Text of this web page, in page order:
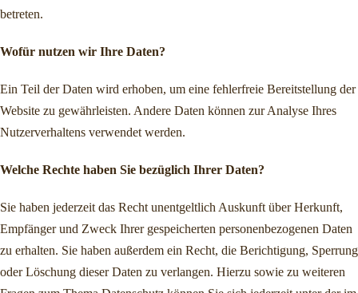
betreten.
Wofür nutzen wir Ihre Daten?
Ein Teil der Daten wird erhoben, um eine fehlerfreie Bereitstellung der
Website zu gewährleisten. Andere Daten können zur Analyse Ihres
Nutzerverhaltens verwendet werden.
Welche Rechte haben Sie bezüglich Ihrer Daten?
Sie haben jederzeit das Recht unentgeltlich Auskunft über Herkunft,
Empfänger und Zweck Ihrer gespeicherten personenbezogenen Daten
zu erhalten. Sie haben außerdem ein Recht, die Berichtigung, Sperrung
oder Löschung dieser Daten zu verlangen. Hierzu sowie zu weiteren